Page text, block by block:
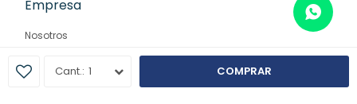
1 COMPRAR
Empresa
Nosotros